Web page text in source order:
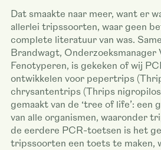
Dat smaakte naar meer, want er
allerlei tripssoorten, waar geen
complete literatuur van was.
Brandwagt, Onderzoeksmanager
Fenotyperen, is gekeken of wij
ontwikkelen voor pepertrips
chrysantentrips (Thrips
gemaakt van de ‘tree of life’: een
van alle organismen, waaronder
de eerdere PCR-toetsen is het
tripssoorten een toets te maken,